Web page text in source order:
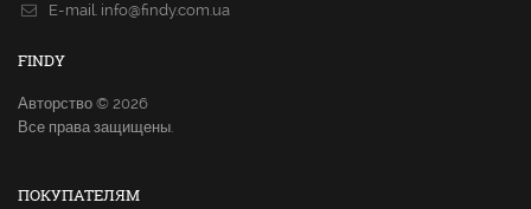
E-mail. info@findy.com.ua
FINDY
Авторство © 2026
Все права защищены.
ПОКУПАТЕЛЯМ